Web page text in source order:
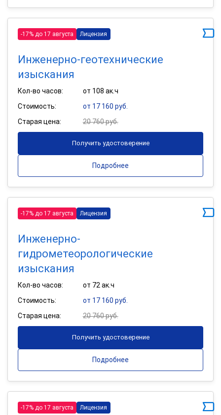
-17% до 17 августа Лицензия
Инженерно-геотехнические
изыскания
Кол-во часов:
от 108 ак.ч
Стоимость:
от 17 160 руб.
Старая цена:
20 760 руб.
Получить удостоверение
Подробнее
-17% до 17 августа Лицензия
Инженерно-
гидрометеорологические
изыскания
Кол-во часов:
от 72 ак.ч
Стоимость:
от 17 160 руб.
Старая цена:
20 760 руб.
Получить удостоверение
Подробнее
-17% до 17 августа Лицензия